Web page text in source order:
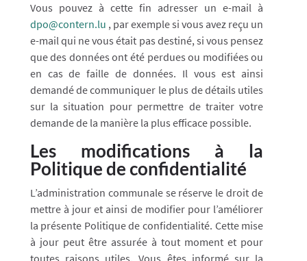
Vous pouvez à cette fin adresser un e-mail à
dpo@contern.lu , par exemple si vous avez reçu un
e-mail qui ne vous était pas destiné, si vous pensez
que des données ont été perdues ou modifiées ou
en cas de faille de données. Il vous est ainsi
demandé de communiquer le plus de détails utiles
sur la situation pour permettre de traiter votre
demande de la manière la plus efficace possible.
Les modifications à la
Politique de confidentialité
L’administration communale se réserve le droit de
mettre à jour et ainsi de modifier pour l’améliorer
la présente Politique de confidentialité. Cette mise
à jour peut être assurée à tout moment et pour
toutes raisons utiles. Vous êtes informé sur la